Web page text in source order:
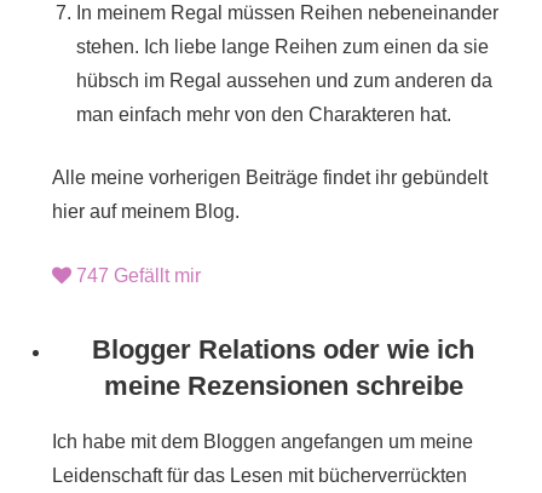
In meinem Regal müssen Reihen nebeneinander
stehen. Ich liebe lange Reihen zum einen da sie
hübsch im Regal aussehen und zum anderen da
man einfach mehr von den Charakteren hat.
Alle meine vorherigen Beiträge findet ihr gebündelt
hier auf meinem Blog.
747 Gefällt mir
Blogger Relations oder wie ich
meine Rezensionen schreibe
Ich habe mit dem Bloggen angefangen um meine
Leidenschaft für das Lesen mit bücherverrückten